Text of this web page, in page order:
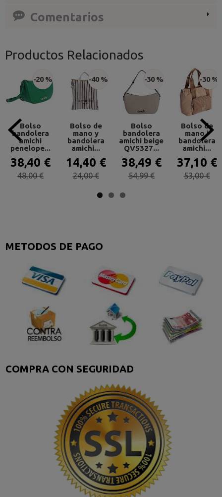
METODOS DE PAGO
COMPRA CON SEGURIDAD
Comentarios
Productos Relacionados
-20 %
Bolso
bandolera
amichi
penelope...
38,40 €
48,00 €
-40 %
Bolso de
mano y
bandolera
amichi...
14,40 €
24,00 €
-30 %
Bolso
bandolera
amichi beige
QV5327...
38,49 €
54,99 €
-30 %
Bolso de
mano i
bandolera
amichi...
37,10 €
53,00 €